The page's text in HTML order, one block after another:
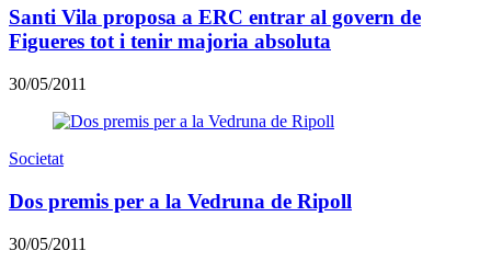
Santi Vila proposa a ERC entrar al govern de
Figueres tot i tenir majoria absoluta
30/05/2011
Societat
Dos premis per a la Vedruna de Ripoll
30/05/2011